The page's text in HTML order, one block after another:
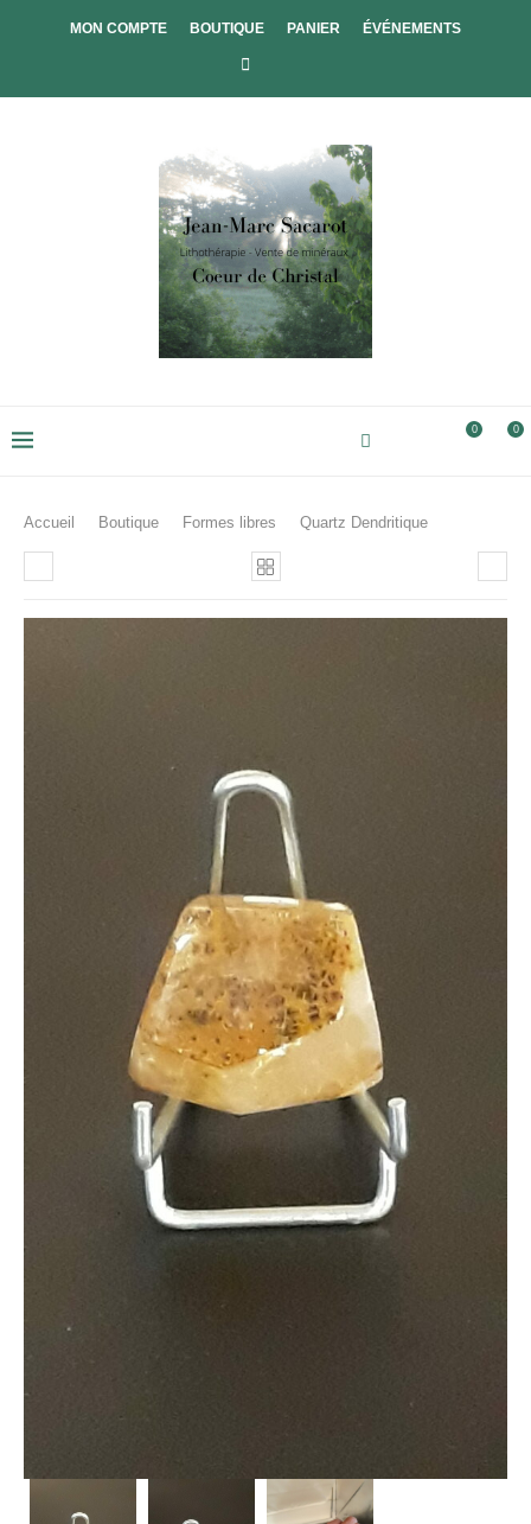
MON COMPTE BOUTIQUE PANIER ÉVÉNEMENTS
0 0
Accueil Boutique Formes libres Quartz Dendritique